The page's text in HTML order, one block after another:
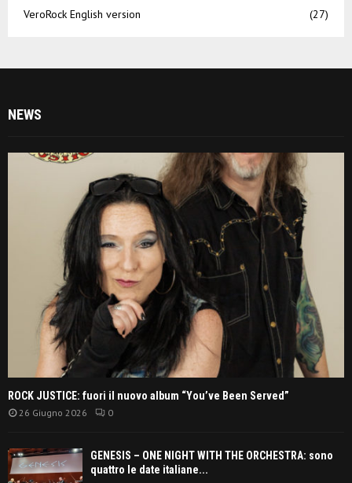
VeroRock English version
(27)
NEWS
ROCK JUSTICE: fuori il nuovo album “You’ve Been Served”
26 Giugno 2026 0
GENESIS – ONE NIGHT WITH THE ORCHESTRA: sono
quattro le date italiane...